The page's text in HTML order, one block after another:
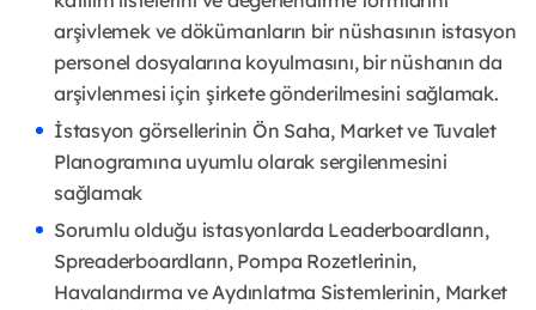
arşivlemek ve dökümanların bir nüshasının istasyon
personel dosyalarına koyulmasını, bir nüshanın da
arşivlenmesi için şirkete gönderilmesini sağlamak.
İstasyon görsellerinin Ön Saha, Market ve Tuvalet
Planogramına uyumlu olarak sergilenmesini
sağlamak
Sorumlu olduğu istasyonlarda Leaderboardların,
Spreaderboardların, Pompa Rozetlerinin,
Havalandırma ve Aydınlatma Sistemlerinin, Market